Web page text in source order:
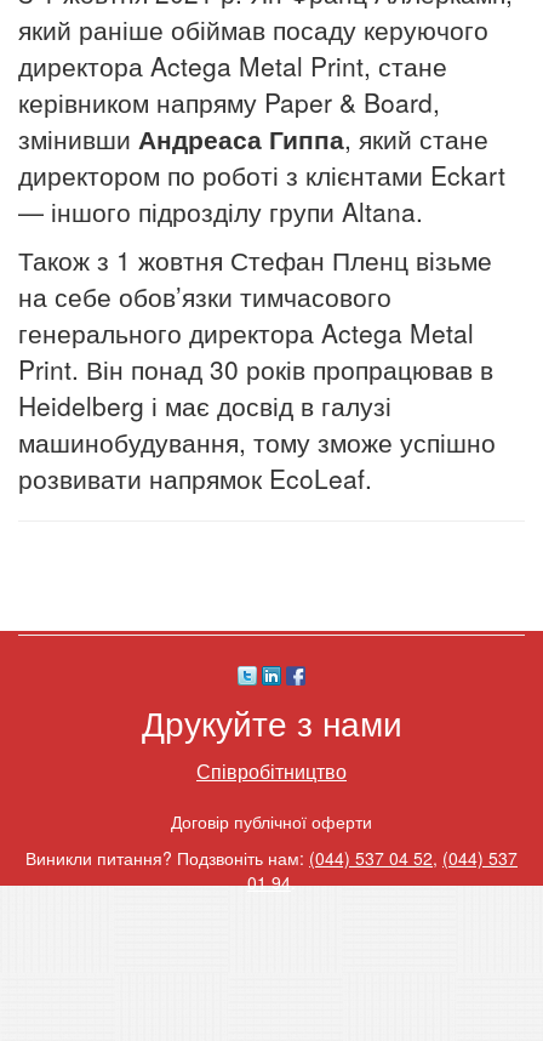
який раніше обіймав посаду керуючого
директора Actega Metal Print, стане
керівником напряму Paper & Board,
змінивши Андреаса Гиппа, який стане
директором по роботі з клієнтами Eckart
— іншого підрозділу групи Altana.
Також з 1 жовтня Стефан Пленц візьме
на себе обов’язки тимчасового
генерального директора Actega Metal
Print. Він понад 30 років пропрацював в
Heidelberg і має досвід в галузі
машинобудування, тому зможе успішно
розвивати напрямок EcoLeaf.
Друкуйте з нами
Співробітництво
Договір публічної оферти
Виникли питання? Подзвоніть нам: (044) 537 04 52, (044) 537
01 94.